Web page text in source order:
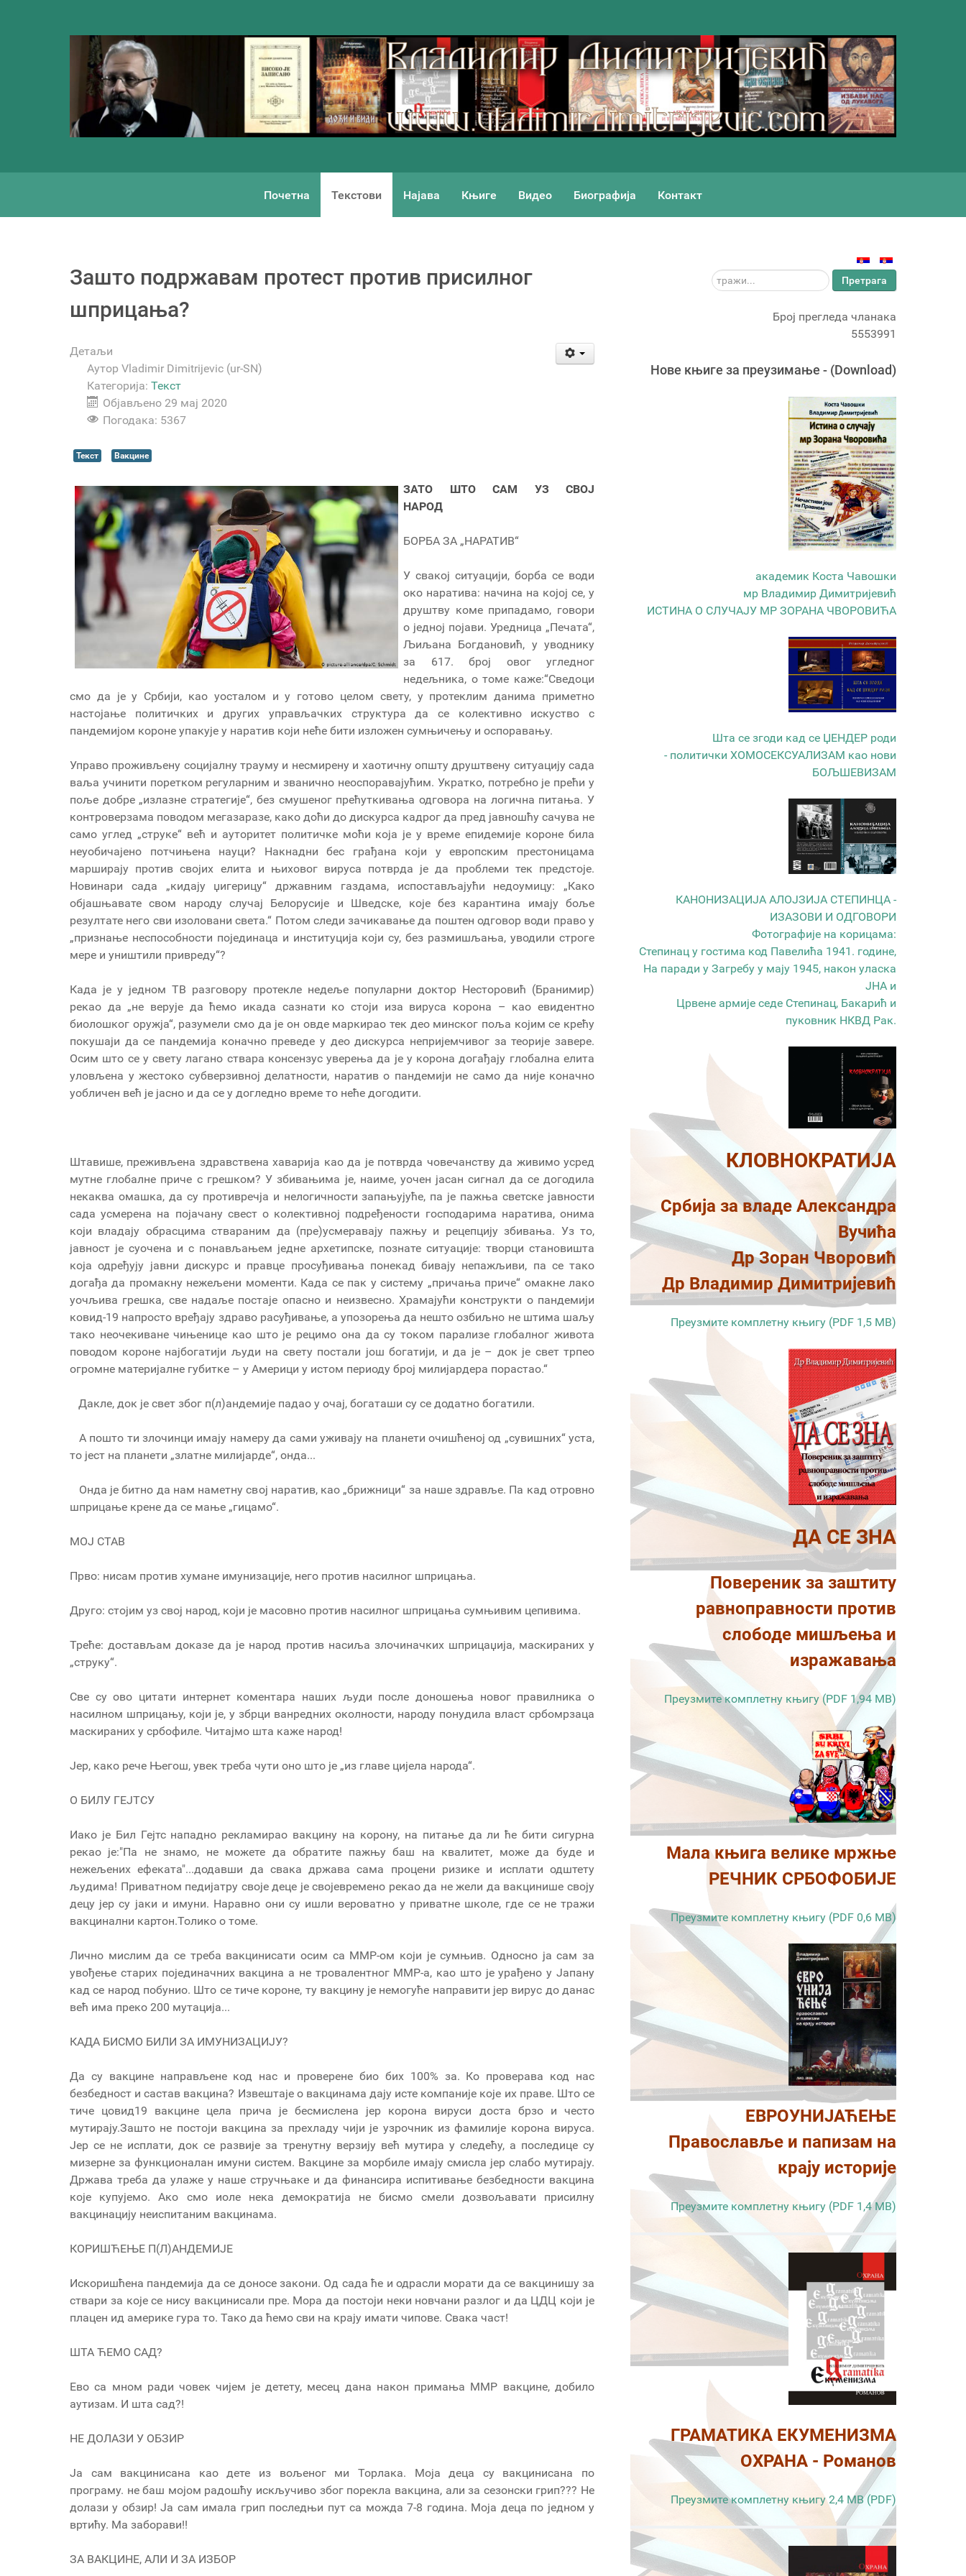
Почетна Текстови Најава Књиге Видео Биографија Контакт
Зашто подржавам протест против присилног
шприцања?
Детаљи
Аутор Vladimir Dimitrijevic (ur-SN)
Категорија: Текст
Објављено 29 мај 2020
Погодака: 5367
Текст Вакцине
ЗАТО ШТО САМ УЗ СВОЈ
НАРОД
БОРБА ЗА „НАРАТИВ“
У свакој ситуацији, борба се води
око наратива: начина на којој се, у
друштву коме припадамо, говори
о једној појави. Уредница „Печата“,
Љиљана Богдановић, у уводнику
за 617. број овог угледног
недељника, о томе каже:“Сведоци
смо да је у Србији, као уосталом и у готово целом свету, у протеклим данима приметно
настојање политичких и других управљачких структура да се колективно искуство с
пандемијом короне упакује у наратив који неће бити изложен сумњичењу и оспоравању.
Управо проживљену социјалну трауму и несмирену и хаотичну општу друштвену ситуацију сада
ваља учинити поретком регуларним и званично неоспоравајућим. Укратко, потребно је прећи у
поље добре „излазне стратегије“, без смушеног прећуткивања одговора на логична питања. У
контроверзама поводом мегазаразе, како доћи до дискурса кадрог да пред јавношћу сачува не
само углед „струке“ већ и ауторитет политичке моћи која је у време епидемије короне била
неуобичајено потчињена науци? Накнадни бес грађана који у европским престоницама
марширају против својих елита и њиховог вируса потврда је да проблеми тек предстоје.
Новинари сада „кидају џигерицу“ државним газдама, испостављајући недоумицу: „Како
објашњавате свом народу случај Белорусије и Шведске, које без карантина имају боље
резултате него сви изоловани света.“ Потом следи зачикавање да поштен одговор води право у
„признање неспособности појединаца и институција који су, без размишљања, уводили строге
мере и уништили привреду“?
Када је у једном ТВ разговору протекле недеље популарни доктор Несторовић (Бранимир)
рекао да „не верује да ћемо икада сазнати ко стоји иза вируса корона – као евидентно
биолошког оружја“, разумели смо да је он овде маркирао тек део минског поља којим се крећу
покушаји да се пандемија коначно преведе у део дискурса непријемчивог за теорије завере.
Осим што се у свету лагано ствара консензус уверења да је у корона догађају глобална елита
уловљена у жестоко субверзивној делатности, наратив о пандемији не само да није коначно
уобличен већ је јасно и да се у догледно време то неће догодити.
Штавише, преживљена здравствена хаварија као да је потврда човечанству да живимо усред
мутне глобалне приче с грешком? У збивањима је, наиме, уочен јасан сигнал да се догодила
некаква омашка, да су противречја и нелогичности запањујуће, па је пажња светске јавности
сада усмерена на појачану свест о колективној подређености господарима наратива, онима
који владају обрасцима ствараним да (пре)усмеравају пажњу и рецепцију збивања. Уз то,
јавност је суочена и с понављањем једне архетипске, познате ситуације: творци становишта
која одређују јавни дискурс и правце просуђивања понекад бивају непажљиви, па се тако
догађа да промакну нежељени моменти. Када се пак у систему „причања приче“ омакне лако
уочљива грешка, све надаље постаје опасно и неизвесно. Храмајући конструкти о пандемији
ковид-19 напросто вређају здраво расуђивање, а упозорења да нешто озбиљно не штима шаљу
тако неочекиване чињенице као што је рецимо она да су током парализе глобалног живота
поводом короне најбогатији људи на свету постали још богатији, и да је – док је свет трпео
огромне материјалне губитке – у Америци у истом периоду број милијардера порастао.“
Дакле, док је свет због п(л)андемије падао у очај, богаташи су се додатно богатили.
А пошто ти злочинци имају намеру да сами уживају на планети очишћеној од „сувишних“ уста,
то јест на планети „златне милијарде“, онда...
Онда је битно да нам наметну свој наратив, као „брижници“ за наше здравље. Па кад отровно
шприцање крене да се мање „гицамо“.
МОЈ СТАВ
Прво: нисам против хумане имунизације, него против насилног шприцања.
Друго: стојим уз свој народ, који је масовно против насилног шприцања сумњивим цепивима.
Треће: достављам доказе да је народ против насиља злочиначких шприцаџија, маскираних у
„струку“.
Све су ово цитати интернет коментара наших људи после доношења новог правилника о
насилном шприцању, који је, у збрци ванредних околности, народу понудила власт србомрзаца
маскираних у србофиле. Читајмо шта каже народ!
Јер, како рече Његош, увек треба чути оно што је „из главе цијела народа“.
О БИЛУ ГЕЈТСУ
Иако је Бил Гејтс нападно рекламирао вакцину на корону, на питање да ли ће бити сигурна
рекао је:"Па не знамо, не можете да обратите пажњу баш на квалитет, може да буде и
нежељених ефеката"...додавши да свака држава сама процени ризике и исплати одштету
људима! Приватном педијатру своје деце је својевремено рекао да не жели да вакцинише своју
децу јер су јаки и имуни. Наравно они су ишли вероватно у приватне школе, где се не тражи
вакцинални картон.Толико о томе.
Лично мислим да се треба вакцинисати осим са ММР-ом који је сумњив. Односно ја сам за
увођење старих појединачних вакцина а не тровалентног ММР-а, као што је урађено у Јапану
кад се народ побунио. Што се тиче короне, ту вакцину је немогуће направити јер вирус до данас
већ има преко 200 мутација...
КАДА БИСМО БИЛИ ЗА ИМУНИЗАЦИЈУ?
Да су вакцине направљене код нас и проверене био бих 100% за. Ко проверава код нас
безбедност и састав вакцина? Извештаје о вакцинама дају исте компаније које их праве. Што се
тиче цовид19 вакцине цела прича је бесмислена јер корона вируси доста брзо и често
мутирају.Зашто не постоји вакцина за прехладу чији је узрочник из фамилије корона вируса.
Јер се не исплати, док се развије за тренутну верзију већ мутира у следећу, а последице су
мизерне за функционалан имуни систем. Вакцине за морбиле имају смисла јер слабо мутирају.
Држава треба да улаже у наше стручњаке и да финансира испитивање безбедности вакцина
које купујемо. Ако смо иоле нека демократија не бисмо смели дозвољавати присилну
вакцинацију неиспитаним вакцинама.
КОРИШЋЕЊЕ П(Л)АНДЕМИЈЕ
Искоришћена пандемија да се доносе закони. Од сада ће и одрасли морати да се вакцинишу за
ствари за које се нису вакцинисали пре. Мора да постоји неки новчани разлог и да ЦДЦ који је
плацен ид америке гура то. Тако да ћемо сви на крају имати чипове. Свака част!
ШТА ЋЕМО САД?
Ево са мном ради човек чијем је детету, месец дана након примања ММР вакцине, добило
аутизам. И шта сад?!
НЕ ДОЛАЗИ У ОБЗИР
Ја сам вакцинисана као дете из вољеног ми Торлака. Моја деца су вакцинисана по
програму. не баш мојом радошћу искључиво због порекла вакцина, али за сезонски грип??? Не
долази у обзир! Ја сам имала грип последњи пут са можда 7-8 година. Моја деца по једном у
вртићу. Ма заборави!!
ЗА ВАКЦИНЕ, АЛИ И ЗА ИЗБОР
тражи... Претрага
Број прегледа чланака
5553991
Новe књигe за преузимање - (Download)
академик Коста Чавошки
мр Владимир Димитријевић
ИСТИНА О СЛУЧАЈУ МР ЗОРАНА ЧВОРОВИЋА
Шта се згоди кад се ЏЕНДЕР роди
- политички ХОМОСЕКСУАЛИЗАМ као нови
БОЉШЕВИЗАМ
КАНОНИЗАЦИЈА АЛОЈЗИЈА СТЕПИНЦА -
ИЗАЗОВИ И ОДГОВОРИ
Фотографије на корицама:
Степинац у гостима код Павелића 1941. године,
На паради у Загребу у мају 1945, након уласка
ЈНА и
Црвене армије седе Степинац, Бакарић и
пуковник НКВД Рак.
КЛОВНОКРАТИЈА
Србија за владе Александра
Вучића
Др Зоран Чворовић
Др Владимир Димитријевић
Преузмите комплетну књигу (PDF 1,5 MB)
ДА СЕ ЗНА
Повереник за заштиту
равноправности против
слободе мишљења и
изражавања
Преузмите комплетну књигу (PDF 1,94 MB)
Мала књига велике мржње
РЕЧНИК СРБОФОБИЈЕ
Преузмите комплетну књигу (PDF 0,6 MB)
ЕВРОУНИЈАЋЕЊЕ
Православље и папизам на
крају историје
Преузмите комплетну књигу (PDF 1,4 MB)
ГРАМАТИКА ЕКУМЕНИЗМА
ОХРАНА - Романов
Преузмите комплетну књигу 2,4 MB (PDF)